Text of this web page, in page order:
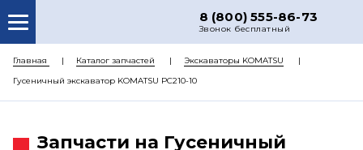
8 (800) 555-86-73
Звонок бесплатный
О НАС
КАТАЛОГ ЗАПЧАСТЕЙ
Главная Каталог запчастей
Экскаваторы KOMATSU
Гусеничный экскаватор KOMATSU PC210-10
Запчасти на Гусеничный